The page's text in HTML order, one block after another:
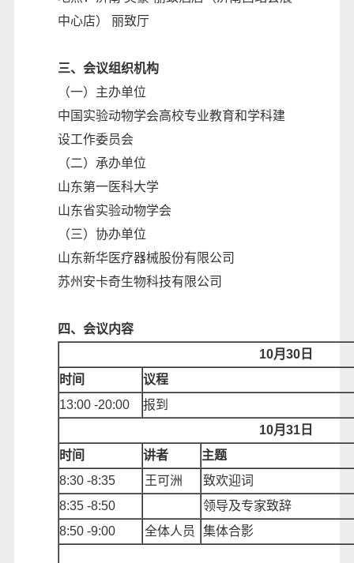
中心店） 丽致厅
三、会议组织机构
（一）主办单位
中国实验动物学会高校专业教育和学科建
设工作委员会
（二）承办单位
山东第一医科大学
山东省实验动物学会
（三）协办单位
山东新华医疗器械股份有限公司
苏州安卡奇生物科技有限公司
四、会议内容
10月30日
时间
议程
13:00 -20:00
报到
10月31日
时间
讲者
主题
8:30 -8:35 王可洲
致欢迎词
8:35 -8:50
领导及专家致辞
8:50 -9:00 全体人员 集体合影